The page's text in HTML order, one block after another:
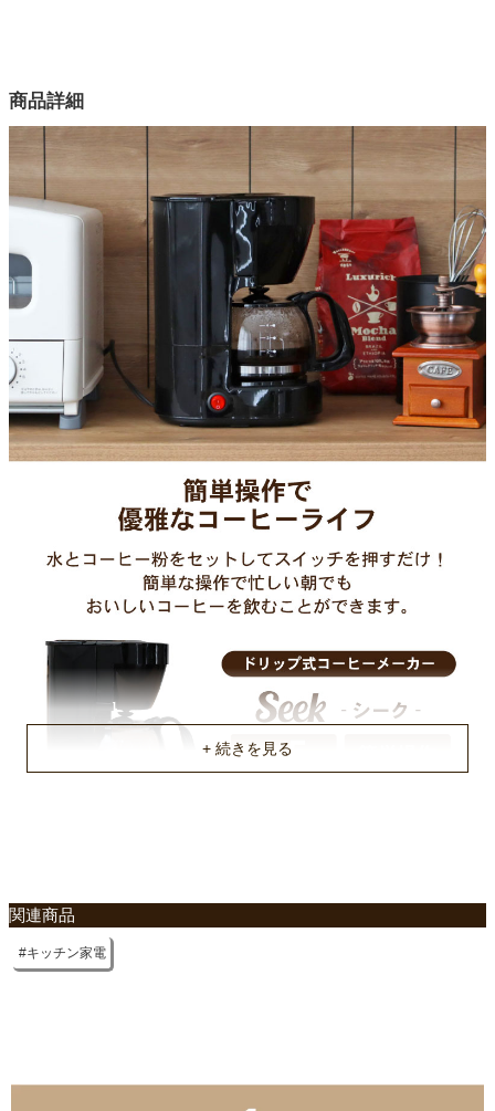
キッチン用品
家電・照明器具
インテリア雑貨
タワー
1色
ドリップ式（水容器一体型）
電源
適格消費電力
600w
機能
電源コード長さ
1.05m
原産国
中国
商品詳細
関連商品
キッチン家電